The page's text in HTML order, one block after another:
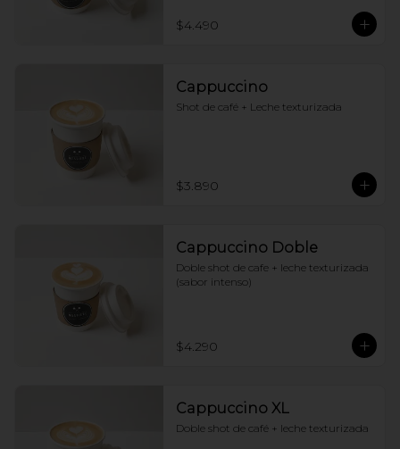
$4.490
Cappuccino
Shot de café + Leche texturizada
$3.890
Cappuccino Doble
Doble shot de cafe + leche texturizada
(sabor intenso)
$4.290
Cappuccino XL
Doble shot de café + leche texturizada